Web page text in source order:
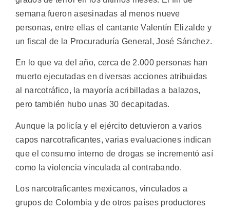
semana fueron asesinadas al menos nueve
personas, entre ellas el cantante Valentín Elizalde y
un fiscal de la Procuraduría General, José Sánchez.
En lo que va del año, cerca de 2.000 personas han
muerto ejecutadas en diversas acciones atribuidas
al narcotráfico, la mayoría acribilladas a balazos,
pero también hubo unas 30 decapitadas.
Aunque la policía y el ejército detuvieron a varios
capos narcotraficantes, varias evaluaciones indican
que el consumo interno de drogas se incrementó así
como la violencia vinculada al contrabando.
Los narcotraficantes mexicanos, vinculados a
grupos de Colombia y de otros países productores